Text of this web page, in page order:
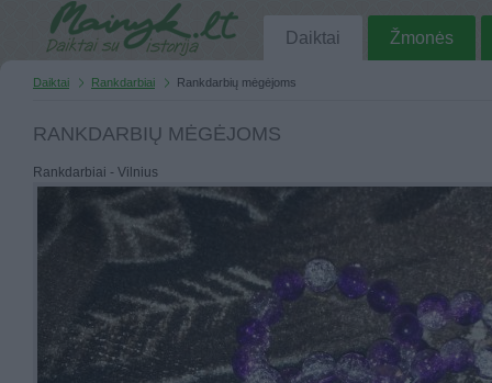
Daiktai Žmonės
Daiktai Rankdarbiai Rankdarbių mėgėjoms
RANKDARBIŲ MĖGĖJOMS
Rankdarbiai - Vilnius